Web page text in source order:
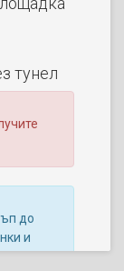
тунел
до
и